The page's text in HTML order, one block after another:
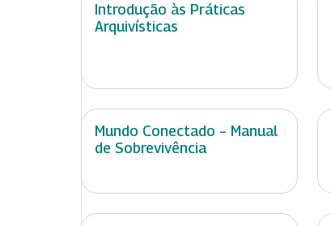
Introdução às Práticas
Arquivísticas
Mundo Conectado – Manual
de Sobrevivência